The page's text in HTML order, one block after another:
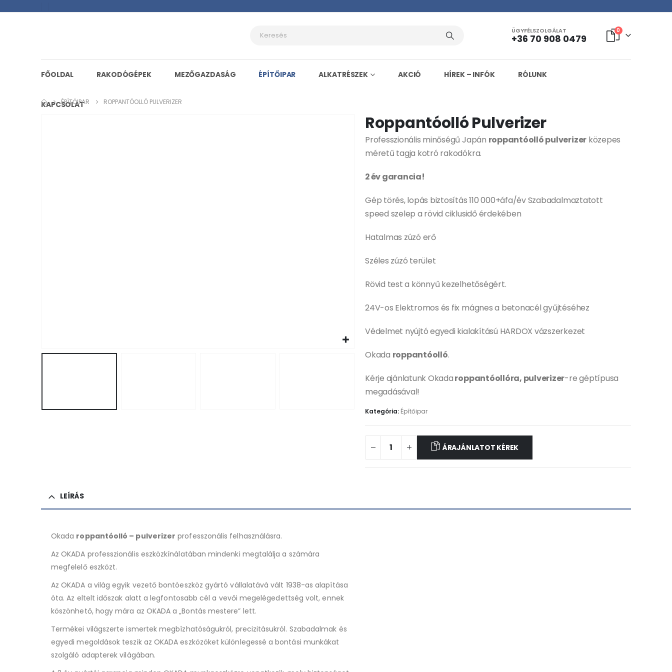
ÜGYFÉLSZOLGÁLAT
+36 70 908 0479
0
FŐOLDAL RAKODÓGÉPEK MEZŐGAZDASÁG ÉPÍTŐIPAR ALKATRÉSZEK AKCIÓ HÍREK – INFÓK RÓLUNK
KAPCSOLAT
ÉPÍTŐIPAR ROPPANTÓOLLÓ PULVERIZER
Roppantóolló Pulverizer
Professzionális minőségű Japán roppantóolló pulverizer közepes
méretű tagja kotró rakodókra.
2 év garancia!
Gép törés, lopás biztosítás 110 000+áfa/év Szabadalmaztatott
speed szelep a rövid ciklusidő érdekében
Hatalmas zúzó erő
Széles zúzó terület
Rövid test a könnyű kezelhetőségért.
24V-os Elektromos és fix mágnes a betonacél gyűjtéséhez
Védelmet nyújtó egyedi kialakítású HARDOX vázszerkezet
Okada roppantóolló.
Kérje ajánlatunk Okadaroppantóollóra, pulverizer-re géptípusa
megadásával!
Kategória: Építőipar
ÁRAJÁNLATOT KÉREK
LEÍRÁS
Okada roppantóolló – pulverizer professzonális felhasználásra.
Az OKADA professzionális eszközkínálatában mindenki megtalálja a számára
megfelelő eszközt.
Az OKADA a világ egyik vezető bontóeszköz gyártó vállalatává vált 1938-as alapítása
óta. Az eltelt időszak alatt a legfontosabb cél a vevői megelégedettség volt, ennek
köszönhető, hogy mára az OKADA a „Bontás mestere” lett.
Termékei világszerte ismertek megbízhatóságukról, precizitásukról. Szabadalmak és
egyedi megoldások teszik az OKADA eszközöket különlegessé a bontási munkákat
szolgáló adapterek világában.